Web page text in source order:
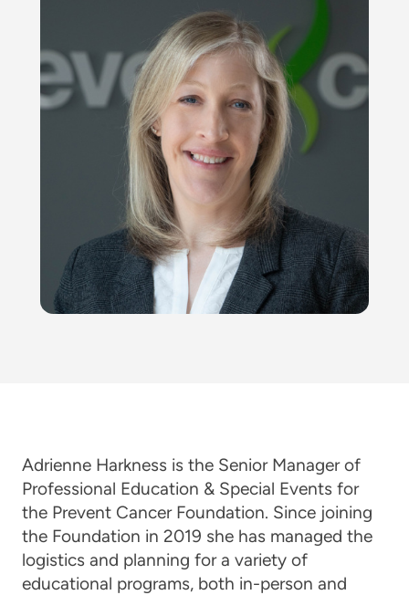
Adrienne Harkness is the Senior Manager of
Professional Education & Special Events for
the Prevent Cancer Foundation. Since joining
the Foundation in 2019 she has managed the
logistics and planning for a variety of
educational programs, both in-person and